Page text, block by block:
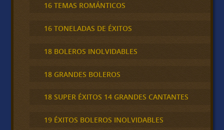
16 TEMAS ROMÁNTICOS
16 TONELADAS DE ÉXITOS
18 BOLEROS INOLVIDABLES
18 GRANDES BOLEROS
18 SUPER ÉXITOS 14 GRANDES CANTANTES
19 ÉXITOS BOLEROS INOLVIDABLES